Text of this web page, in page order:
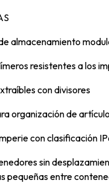
almacenamiento
resistentes a los
con divisores
organización de
con clasificación
sin
pequeñas entre